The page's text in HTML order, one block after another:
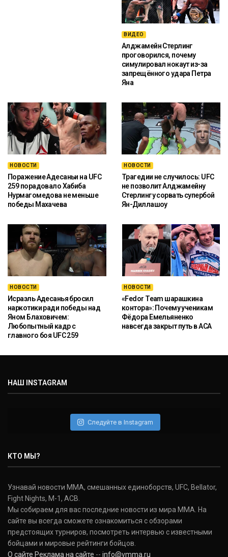
ВИДЕО
Алджамейн Стерлинг
проговорился, почему
симулировал нокаут из-за
запрещённого удара Петра
Яна
НОВОСТИ
Поражение Адесаньи на UFC
259 порадовало Хабиба
Нурмагомедова не меньше
победы Махачева
НОВОСТИ
Трагедии не случилось: UFC
не позволит Алджамейну
Стерлингу сорвать супербой
Ян-Диллашоу
НОВОСТИ
Исраэль Адесанья бросил
наркотики ради победы над
Яном Блаховичем:
Любопытный кадр с
главного боя UFC 259
НОВОСТИ
«Fedor Team шарашкина
контора»: Почему ученикам
Фёдора Емельяненко
навсегда закрыт путь в ACA
НАШ INSTAGRAM
Следуйте в Instagram
КТО МЫ?
Узнавай новости ММА, смешанных единоборств, UFC, Bellator,
Fight Nights, M-1, ACB.
Мы собираем для вас последние новости из мира ММА. На
сайте вы всегда сможете ознакомиться с обзорами
предстоящих турниров, посмотреть интервью с известными
бойцами и мировые рейтинги бойцов.
О сайте Реклама на сайте -- info@vmma.ru